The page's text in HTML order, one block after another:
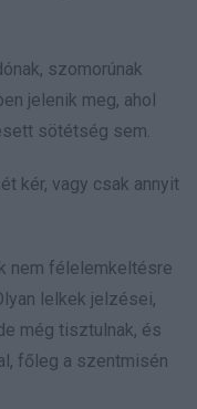
szomorúnak
jelenik meg, ahol
sötétség sem.
kér, vagy csak annyit
nem félelemkeltésre
lelkek jelzései,
még tisztulnak, és
főleg a szentmisén